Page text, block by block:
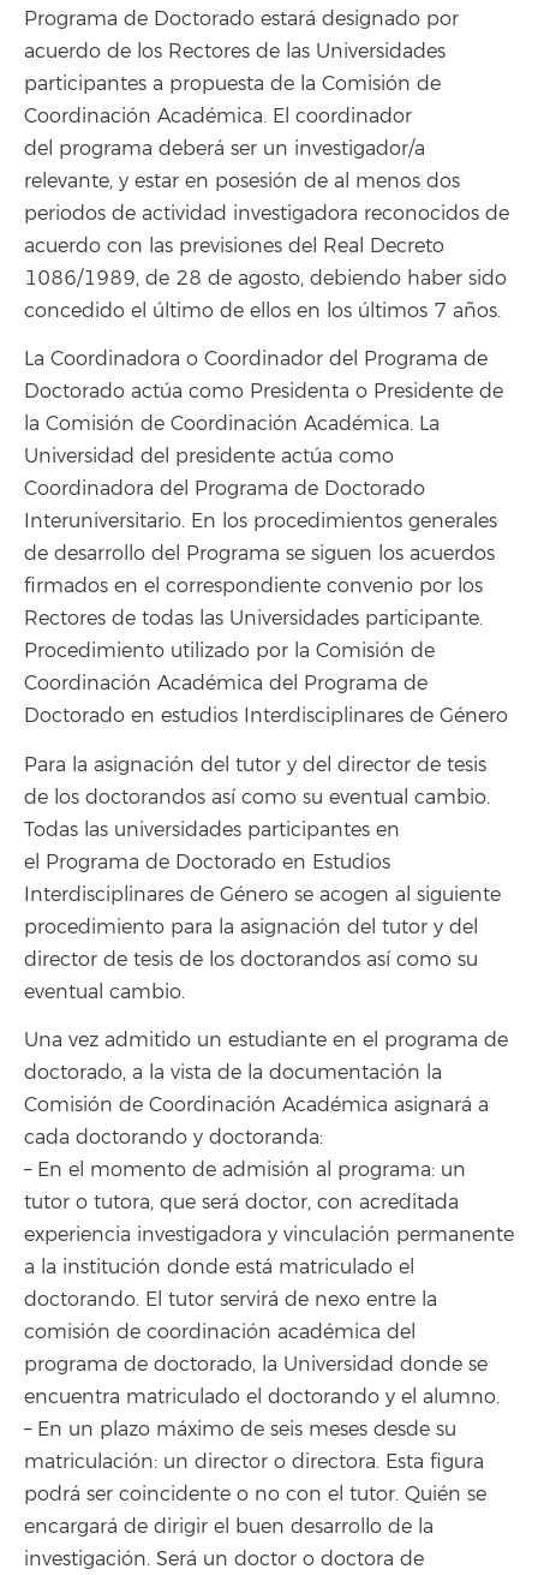
Programa de Doctorado estará designado por
acuerdo de los Rectores de las Universidades
participantes a propuesta de la Comisión de
Coordinación Académica. El coordinador
del programa deberá ser un investigador/a
relevante, y estar en posesión de al menos dos
periodos de actividad investigadora reconocidos de
acuerdo con las previsiones del Real Decreto
1086/1989, de 28 de agosto, debiendo haber sido
concedido el último de ellos en los últimos 7 años.
La Coordinadora o Coordinador del Programa de
Doctorado actúa como Presidenta o Presidente de
la Comisión de Coordinación Académica. La
Universidad del presidente actúa como
Coordinadora del Programa de Doctorado
Interuniversitario. En los procedimientos generales
de desarrollo del Programa se siguen los acuerdos
firmados en el correspondiente convenio por los
Rectores de todas las Universidades participante.
Procedimiento utilizado por la Comisión de
Coordinación Académica del Programa de
Doctorado en estudios Interdisciplinares de Género
Para la asignación del tutor y del director de tesis
de los doctorandos así como su eventual cambio.
Todas las universidades participantes en
el Programa de Doctorado en Estudios
Interdisciplinares de Género se acogen al siguiente
procedimiento para la asignación del tutor y del
director de tesis de los doctorandos así como su
eventual cambio.
Una vez admitido un estudiante en el programa de
doctorado, a la vista de la documentación la
Comisión de Coordinación Académica asignará a
cada doctorando y doctoranda:
– En el momento de admisión al programa: un
tutor o tutora, que será doctor, con acreditada
experiencia investigadora y vinculación permanente
a la institución donde está matriculado el
doctorando. El tutor servirá de nexo entre la
comisión de coordinación académica del
programa de doctorado, la Universidad donde se
encuentra matriculado el doctorando y el alumno.
– En un plazo máximo de seis meses desde su
matriculación: un director o directora. Esta figura
podrá ser coincidente o no con el tutor. Quién se
encargará de dirigir el buen desarrollo de la
investigación. Será un doctor o doctora de